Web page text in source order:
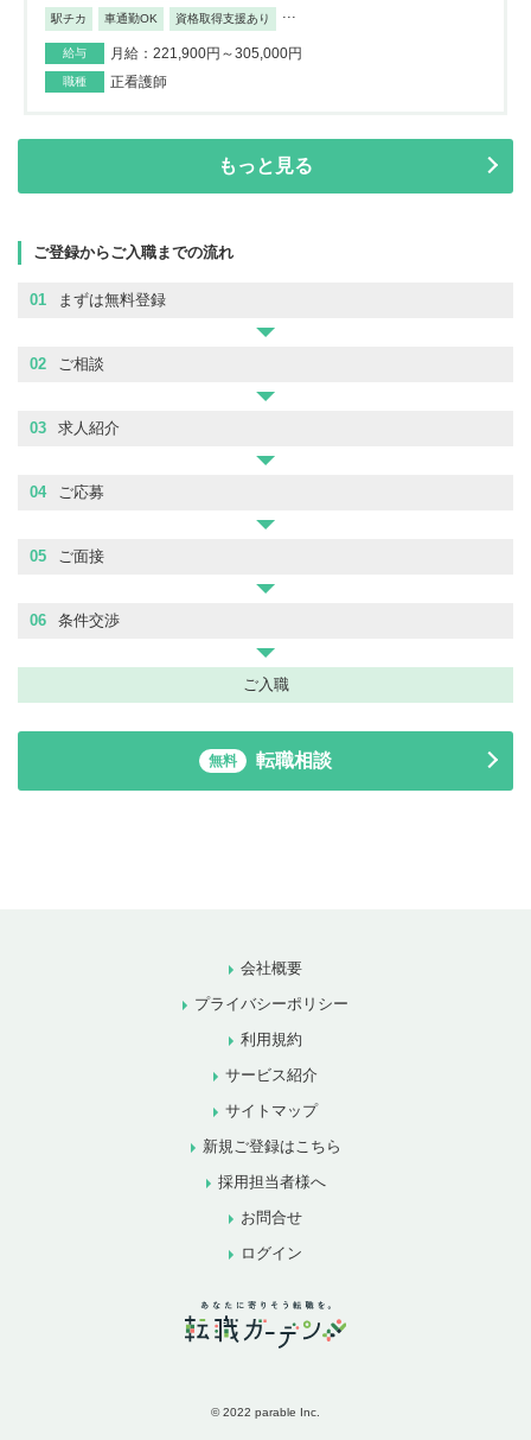
駅チカ 車通勤OK 資格取得支援あり ...
給与 月給：221,900円～305,000円
職種 正看護師
もっと見る
ご登録からご入職までの流れ
01 まずは無料登録
02 ご相談
03 求人紹介
04 ご応募
05 ご面接
06 条件交渉
ご入職
無料 転職相談
会社概要
プライバシーポリシー
利用規約
サービス紹介
サイトマップ
新規ご登録はこちら
採用担当者様へ
お問合せ
ログイン
© 2022 parable Inc.